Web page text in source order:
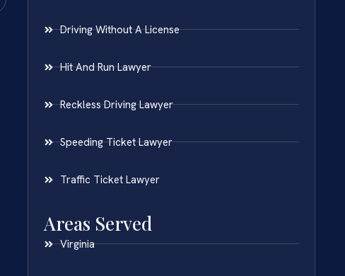
Driving Without A License
Hit And Run Lawyer
Reckless Driving Lawyer
Speeding Ticket Lawyer
Traffic Ticket Lawyer
Areas Served
Virginia